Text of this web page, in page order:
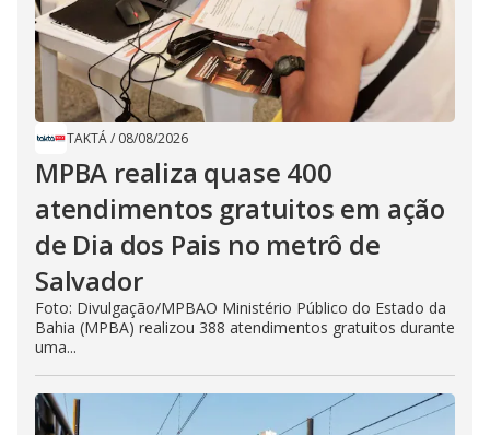
TAKTÁ/ 08/08/2026
MPBA realiza quase 400
atendimentos gratuitos em ação
de Dia dos Pais no metrô de
Salvador
Foto: Divulgação/MPBAO Ministério Público do Estado da
Bahia (MPBA) realizou 388 atendimentos gratuitos durante
uma...